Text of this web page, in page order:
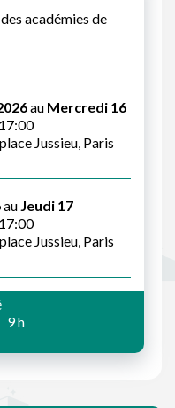
académies de
au Mercredi 16
Jussieu, Paris
au Jeudi 17
Jussieu, Paris
9 h